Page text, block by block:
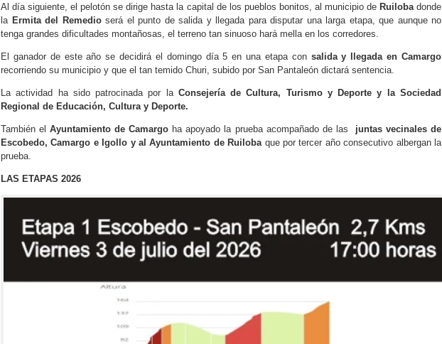
Al día siguiente, el pelotón se dirige hasta la capital de los pueblos bonitos, al municipio de Ruilobadonde
la Ermita del Remedioserá el punto de salida y llegada para disputar una larga etapa, que aunque no
tenga grandes dificultades montañosas, el terreno tan sinuoso hará mella en los corredores.
El ganador de este año se decidirá el domingo día 5 en una etapa con salida y llegada en Camargo
recorriendo su municipio y que el tan temido Churi, subido por San Pantaleón dictará sentencia.
La actividad ha sido patrocinada por la Consejería de Cultura, Turismo y Deporte y la Sociedad
Regional de Educación, Cultura y Deporte.
También elAyuntamiento de Camargo ha apoyado la prueba acompañado de las juntas vecinales de
Escobedo, Camargo e Igollo y al Ayuntamiento de Ruiloba que por tercer año consecutivo albergan la
prueba.
LAS ETAPAS 2026